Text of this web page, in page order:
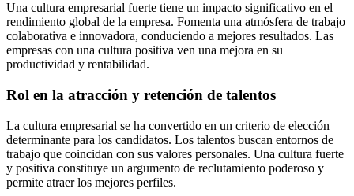
Una cultura empresarial fuerte tiene un impacto significativo en el
rendimiento global de la empresa. Fomenta una atmósfera de trabajo
colaborativa e innovadora, conduciendo a mejores resultados. Las
empresas con una cultura positiva ven una mejora en su
productividad y rentabilidad.
Rol en la atracción y retención de talentos
La cultura empresarial se ha convertido en un criterio de elección
determinante para los candidatos. Los talentos buscan entornos de
trabajo que coincidan con sus valores personales. Una cultura fuerte
y positiva constituye un argumento de reclutamiento poderoso y
permite atraer los mejores perfiles.